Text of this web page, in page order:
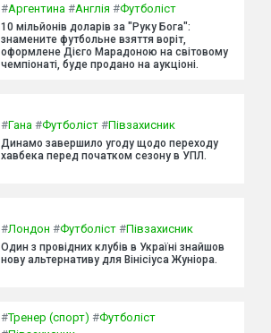
#Аргентина #Англія #Футболіст
10 мільйонів доларів за "Руку Бога":
знамените футбольне взяття воріт,
оформлене Дієго Марадоною на світовому
чемпіонаті, буде продано на аукціоні.
#Гана #Футболіст #Півзахисник
Динамо завершило угоду щодо переходу
хавбека перед початком сезону в УПЛ.
#Лондон #Футболіст #Півзахисник
Один з провідних клубів в Україні знайшов
нову альтернативу для Вінісіуса Жуніора.
#Тренер (спорт) #Футболіст